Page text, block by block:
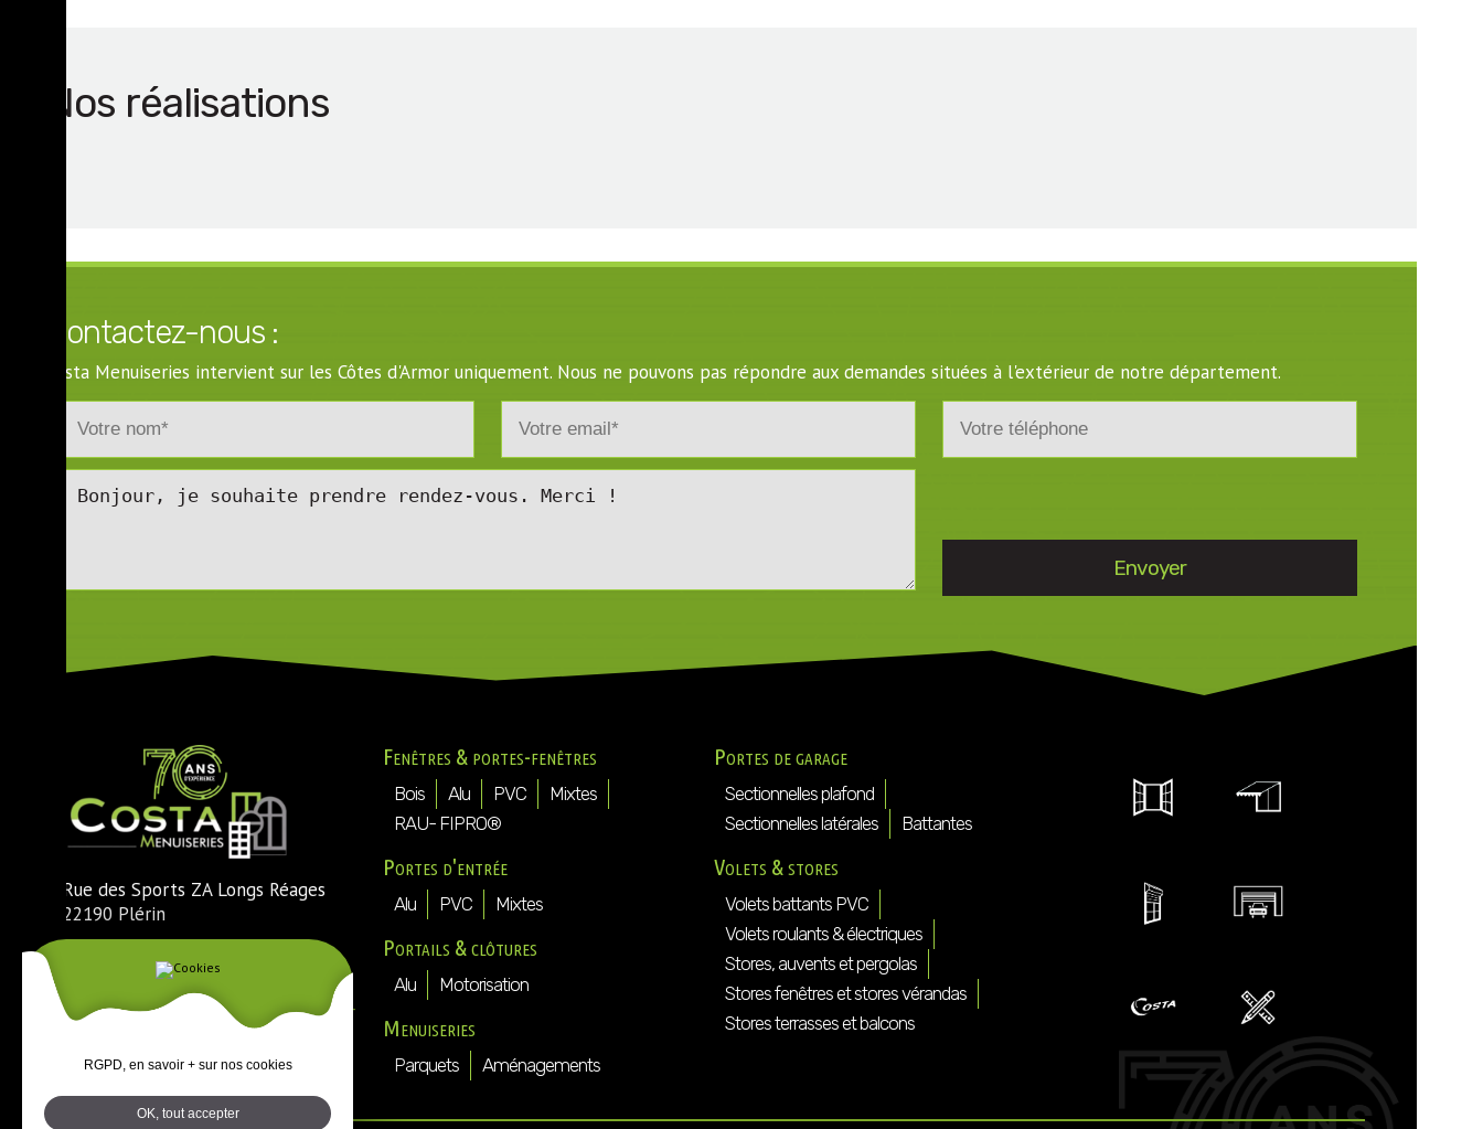
Nos réalisations
Contactez-nous :
Costa Menuiseries intervient sur les Côtes d'Armor uniquement. Nous ne pouvons pas répondre aux demandes situées à l'extérieur de notre département.
Rue des Sports ZA Longs Réages
22190 Plérin
Tél. : 02 96 74 54 30
Fax : 02 96 74 73 25
Mail :direction@costa-menuiseries-
Fenêtres & portes-fenêtres
Bois Alu PVC
Mixtes
RAU- FIPRO®
Portes d'entrée
Alu PVC Mixtes
Portails & clôtures
Alu Motorisation
Menuiseries
Parquets Aménagements
Portes de garage
Sectionnelles plafond
Sectionnelles latérales
Battantes
Volets & stores
Volets battants PVC
Volets roulants & électriques
Stores, auvents et pergolas
Stores fenêtres et stores vérandas
Stores terrasses et balcons
RGPD, en savoir + sur nos cookies
OK, tout accepter